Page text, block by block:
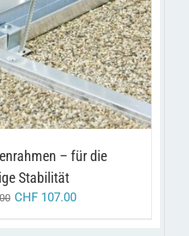
DIESES
PRODUKT
WEIST
MEHRERE
VARIANTEN
AUF.
DIE
KÖNNEN
AUF
DER
PRODUKTSEITE
/ DETAILS
– für die
Stabilität
CHF107.00